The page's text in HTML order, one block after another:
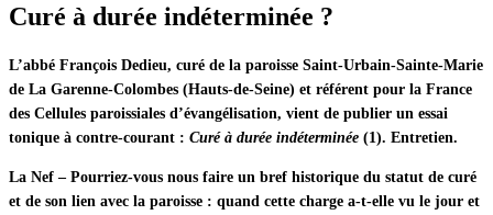
Curé à durée indéterminée ?
L’abbé François Dedieu, curé de la paroisse Saint-Urbain-Sainte-Marie
de La Garenne-Colombes (Hauts-de-Seine) et référent pour la France
des Cellules paroissiales d’évangélisation, vient de publier un essai
tonique à contre-courant : Curé à durée indéterminée (1). Entretien.
La Nef – Pourriez-vous nous faire un bref historique du statut de curé
et de son lien avec la paroisse : quand cette charge a-t-elle vu le jour et